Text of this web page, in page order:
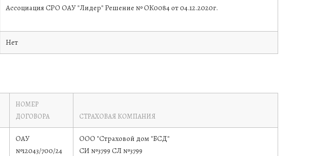
Ассоциация СРО ОАУ "Лидер" Решение № ОК0084 от 04.12.2020г.
Нет
НОМЕР
ДОГОВОРА
СТРАХОВАЯ КОМПАНИЯ
ОАУ
№12043/700/24
ООО "Страховой дом "БСД"
СИ №3799 СЛ №3799